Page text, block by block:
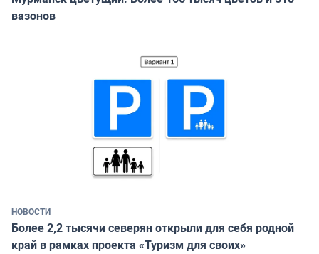
вазонов
НОВОСТИ
Более 2,2 тысячи северян открыли для себя родной
край в рамках проекта «Туризм для своих»